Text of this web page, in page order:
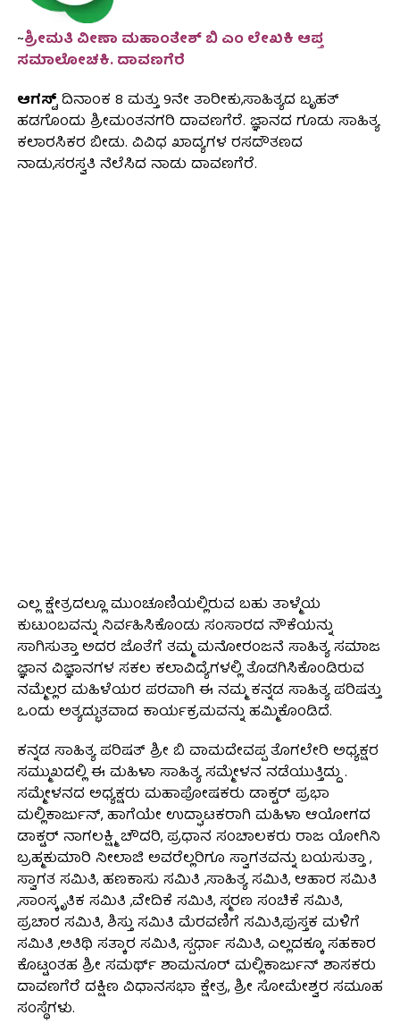
~ಶ್ರೀಮತಿ ವೀಣಾ ಮಹಾಂತೇಶ್ ಬಿ ಎಂ ಲೇಖಕಿ ಆಪ್ತ
ಸಮಾಲೋಚಕಿ. ದಾವಣಗೆರೆ
ಆಗಸ್ಟ್ದಿನಾಂಕ 8 ಮತ್ತು 9ನೇ ತಾರೀಕು,ಸಾಹಿತ್ಯದ ಬೃಹತ್
ಹಡಗೊಂದು ಶ್ರೀಮಂತನಗರಿ ದಾವಣಗೆರೆ. ಜ್ಞಾನದ ಗೂಡು ಸಾಹಿತ್ಯ
ಕಲಾರಸಿಕರ ಬೀಡು. ವಿವಿಧ ಖಾದ್ಯಗಳ ರಸದೌತಣದ
ನಾಡು,ಸರಸ್ವತಿ ನೆಲೆಸಿದ ನಾಡು ದಾವಣಗೆರೆ.
ಎಲ್ಲ ಕ್ಷೇತ್ರದಲ್ಲೂ ಮುಂಚೂಣಿಯಲ್ಲಿರುವ ಬಹು ತಾಳ್ಮೆಯ
ಕುಟುಂಬವನ್ನು ನಿರ್ವಹಿಸಿಕೊಂಡು ಸಂಸಾರದ ನೌಕೆಯನ್ನು
ಸಾಗಿಸುತ್ತಾ ಅದರ ಜೊತೆಗೆ ತಮ್ಮ ಮನೋರಂಜನೆ ಸಾಹಿತ್ಯ ಸಮಾಜ
ಜ್ಞಾನ ವಿಜ್ಞಾನಗಳ ಸಕಲ ಕಲಾವಿದ್ಯೆಗಳಲ್ಲಿ ತೊಡಗಿಸಿಕೊಂಡಿರುವ
ನಮ್ಮೆಲ್ಲರ ಮಹಿಳೆಯರ ಪರವಾಗಿ ಈ ನಮ್ಮ ಕನ್ನಡ ಸಾಹಿತ್ಯ ಪರಿಷತ್ತು
ಒಂದು ಅತ್ಯದ್ಭುತವಾದ ಕಾರ್ಯಕ್ರಮವನ್ನು ಹಮ್ಮಿಕೊಂಡಿದೆ.
ಕನ್ನಡ ಸಾಹಿತ್ಯ ಪರಿಷತ್ ಶ್ರೀ ಬಿ ವಾಮದೇವಪ್ಪ ತೊಗಲೇರಿ ಅಧ್ಯಕ್ಷರ
ಸಮ್ಮುಖದಲ್ಲಿ ಈ ಮಹಿಳಾ ಸಾಹಿತ್ಯ ಸಮ್ಮೇಳನ ನಡೆಯುತ್ತಿದ್ದು .
ಸಮ್ಮೇಳನದ ಅಧ್ಯಕ್ಷರು ಮಹಾಪೋಷಕರು ಡಾಕ್ಟರ್ ಪ್ರಭಾ
ಮಲ್ಲಿಕಾರ್ಜುನ್, ಹಾಗೆಯೇ ಉದ್ಘಾಟಕರಾಗಿ ಮಹಿಳಾ ಆಯೋಗದ
ಡಾಕ್ಟರ್ ನಾಗಲಕ್ಷ್ಮಿ ಚೌದರಿ, ಪ್ರಧಾನ ಸಂಚಾಲಕರು ರಾಜ ಯೋಗಿನಿ
ಬ್ರಹ್ಮಕುಮಾರಿ ನೀಲಾಜಿ ಅವರೆಲ್ಲರಿಗೂ ಸ್ವಾಗತವನ್ನು ಬಯಸುತ್ತಾ ,
ಸ್ವಾಗತ ಸಮಿತಿ, ಹಣಕಾಸು ಸಮಿತಿ ,ಸಾಹಿತ್ಯ ಸಮಿತಿ, ಆಹಾರ ಸಮಿತಿ
,ಸಾಂಸ್ಕೃತಿಕ ಸಮಿತಿ ,ವೇದಿಕೆ ಸಮಿತಿ, ಸ್ಮರಣ ಸಂಚಿಕೆ ಸಮಿತಿ,
ಪ್ರಚಾರ ಸಮಿತಿ, ಶಿಸ್ತು ಸಮಿತಿ ಮೆರವಣಿಗೆ ಸಮಿತಿ,ಪುಸ್ತಕ ಮಳಿಗೆ
ಸಮಿತಿ ,ಅತಿಥಿ ಸತ್ಕಾರ ಸಮಿತಿ, ಸ್ಪರ್ಧಾ ಸಮಿತಿ, ಎಲ್ಲದಕ್ಕೂ ಸಹಕಾರ
ಕೊಟ್ಟಂತಹ ಶ್ರೀ ಸಮರ್ಥ್ ಶಾಮನೂರ್ ಮಲ್ಲಿಕಾರ್ಜುನ್ ಶಾಸಕರು
ದಾವಣಗೆರೆ ದಕ್ಷಿಣ ವಿಧಾನಸಭಾ ಕ್ಷೇತ್ರ, ಶ್ರೀ ಸೋಮೇಶ್ವರ ಸಮೂಹ
ಸಂಸ್ಥೆಗಳು.